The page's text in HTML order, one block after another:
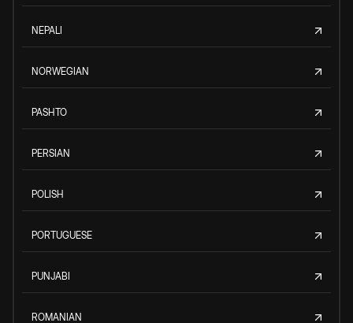
NEPALI
NORWEGIAN
PASHTO
PERSIAN
POLISH
PORTUGUESE
PUNJABI
ROMANIAN